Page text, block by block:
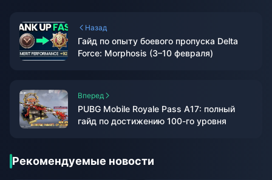
Назад
Гайд по опыту боевого пропуска Delta
Force: Morphosis (3–10 февраля)
Вперед
PUBG Mobile Royale Pass A17: полный
гайд по достижению 100-го уровня
Рекомендуемые новости